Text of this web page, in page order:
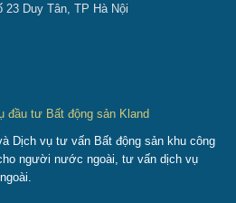
Duy Tân, TP Hà Nội
đầu tư Bất động sản Kland
Dịch vụ tư vấn Bất động sản khu công
người nước ngoài, tư vấn dịch vụ